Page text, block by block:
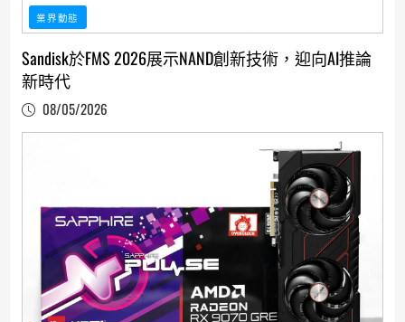
業界動態
Sandisk於FMS 2026展示NAND創新技術，迎向AI推論
新時代
08/05/2026